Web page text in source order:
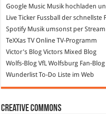
Google Music Musik hochladen
Live Ticker Fussball der schnellste
SpotifyMusik umsonst per Stream
TeXXas TVOnline TV-Programm
Victor's Blog Victors Mixed Blog
Wolfs-Blog VfL Wolfsburg Fan-Blog
Wunderlist To-Do Liste im Web
Creative Commons